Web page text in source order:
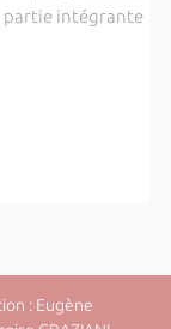
partie intégrante
: Eugène